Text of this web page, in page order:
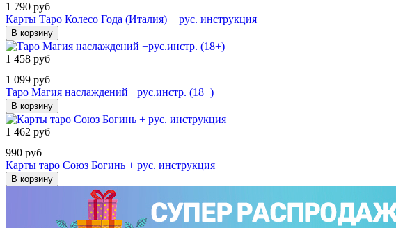
1 790 руб
Карты Таро Колесо Года (Италия) + рус. инструкция
В корзину
1 458 руб
1 099 руб
Таро Магия наслаждений +рус.инстр. (18+)
В корзину
1 462 руб
990 руб
Карты таро Союз Богинь + рус. инструкция
В корзину